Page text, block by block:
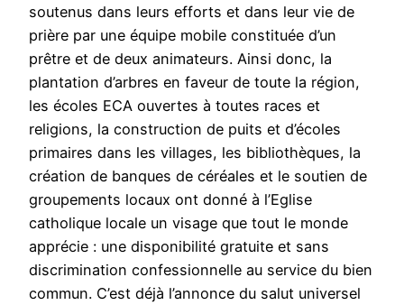
soutenus dans leurs efforts et dans leur vie de
prière par une équipe mobile constituée d’un
prêtre et de deux animateurs. Ainsi donc, la
plantation d’arbres en faveur de toute la région,
les écoles ECA ouvertes à toutes races et
religions, la construction de puits et d’écoles
primaires dans les villages, les bibliothèques, la
création de banques de céréales et le soutien de
groupements locaux ont donné à l’Eglise
catholique locale un visage que tout le monde
apprécie : une disponibilité gratuite et sans
discrimination confessionnelle au service du bien
commun. C’est déjà l’annonce du salut universel